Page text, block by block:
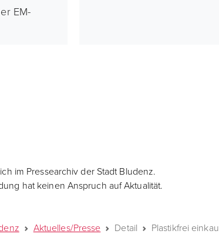
EM-
im Pressearchiv der Stadt Bludenz.
hat keinen Anspruch auf Aktualität.
Aktuelles/Presse Detail Plastikfrei